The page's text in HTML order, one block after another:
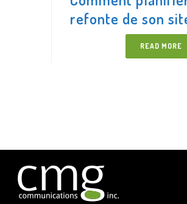
refonte de son
READ MORE